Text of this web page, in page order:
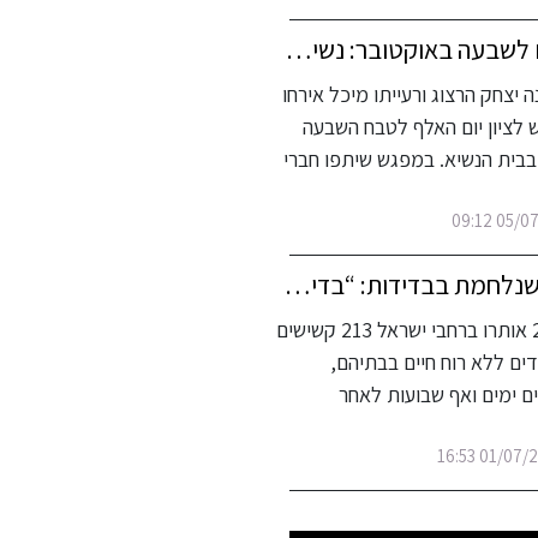
אלף ימים לשבעה באוקטובר: נשיא המדינה ורעייתו קיימו מפגש מרגש עם ניצולי הטבח של קיבוץ כרם שלום ובני משפחות שכולות
יצחק הרצוג ורעייתו מיכל אירחו
יום האלף לטבח השבעה
הנשיא. במפגש שיתפו חברי
05/07/
העמותה שנלחמת בבדידות: “בדידות היא לא רק כאב רגשי. היא עלולה להיות סכנת חיים”
בשנת 2025 אותרו ברחבי ישראל 213 קשישים
ללא רוח חיים בבתיהם,
ימים ואף שבועות לאחר
01/07/26